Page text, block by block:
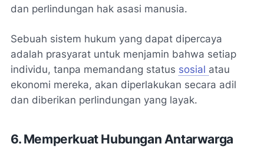
dan perlindungan hak asasi manusia.
Sebuah sistem hukum yang dapat dipercaya
adalah prasyarat untuk menjamin bahwa setiap
individu, tanpa memandang status sosial atau
ekonomi mereka, akan diperlakukan secara adil
dan diberikan perlindungan yang layak.
6. Memperkuat Hubungan Antarwarga